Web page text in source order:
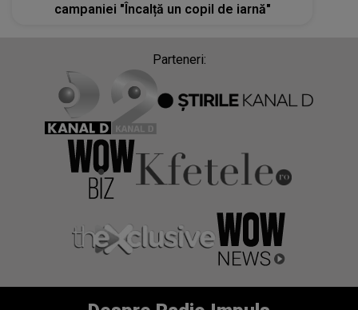
campaniei "Încalță un copil de iarnă"
Parteneri: